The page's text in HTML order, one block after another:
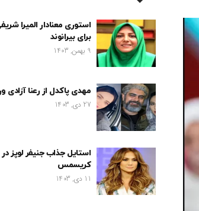
استوری معنادار المیرا
برای بیرانوند
9 بهمن, 1403
مهدی پاکدل از رعنا آزادی
27 دی, 1403
استایل جذاب جنیفر لوپز
کریسمس
11 دی, 1403